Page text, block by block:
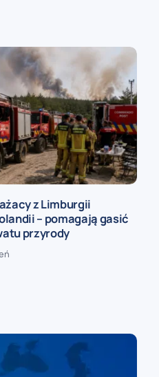
z Limburgii
– pomagają gasić
przyrody